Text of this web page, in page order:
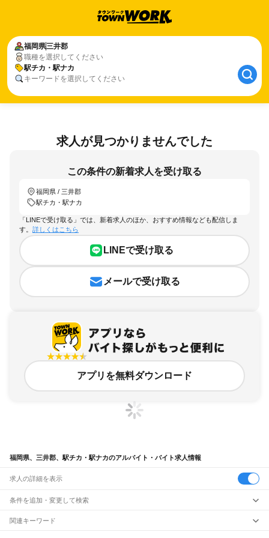
福岡県三井郡
職種を選択してください
駅チカ・駅ナカ
キーワードを選択してください
求人が見つかりませんでした
この条件の新着求人を受け取る
福岡県 / 三井郡
駅チカ・駅ナカ
「LINEで受け取る」では、新着求人のほか、おすすめ情報なども配信しま
す。 詳しくはこちら
LINEで受け取る
メールで受け取る
アプリを無料ダウンロード
福岡県、三井郡、駅チカ・駅ナカのアルバイト・バイト求人情報
求人の詳細を表示
条件を追加・変更して検索
市区町村を追加・変更
関連キーワード